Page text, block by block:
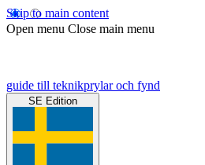
Skip to main content
Open menu Close main menu
guide till teknikprylar och fynd
SE Edition